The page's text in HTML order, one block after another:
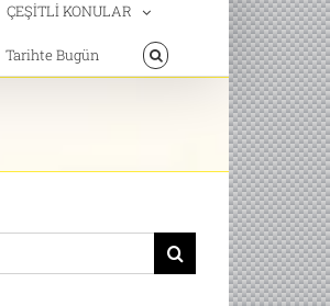
ÇEŞİTLİ KONULAR
Tarihte Bugün